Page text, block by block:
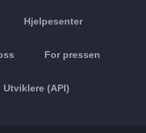
Hjelpesenter
For pressen
Utviklere (API)